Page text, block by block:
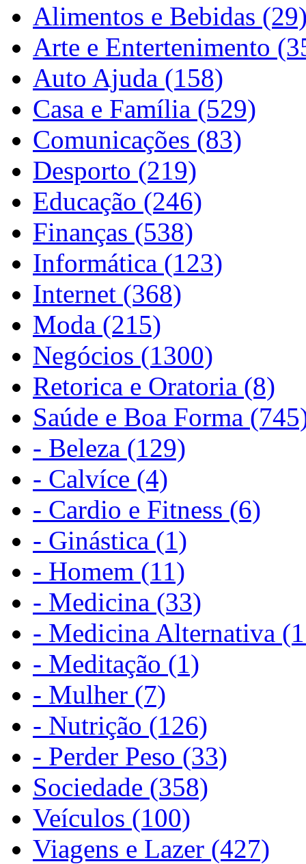
Alimentos e Bebidas
Arte e Entertenimento
Auto Ajuda (158)
Casa e Família (529)
Comunicações (83)
Desporto (219)
Educação (246)
Finanças (538)
Informática (123)
Internet (368)
Moda (215)
Negócios (1300)
Retorica e Oratoria (8)
Saúde e Boa Forma
- Beleza (129)
- Calvíce (4)
- Cardio e Fitness (6)
- Ginástica (1)
- Homem (11)
- Medicina (33)
- Medicina Alternativa
- Meditação (1)
- Mulher (7)
- Nutrição (126)
- Perder Peso (33)
Sociedade (358)
Veículos (100)
Viagens e Lazer (427)